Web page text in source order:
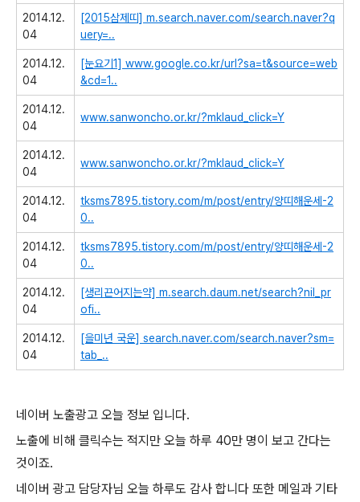
2014.12.
04
[2015삼제띠] m.search.naver.com/search.naver?q
uery=..
2014.12.
04
[눈요기1] www.google.co.kr/url?sa=t&source=web
&cd=1..
2014.12.
04
www.sanwoncho.or.kr/?mklaud_click=Y
2014.12.
04
www.sanwoncho.or.kr/?mklaud_click=Y
2014.12.
04
tksms7895.tistory.com/m/post/entry/양띠해운세-2
0..
2014.12.
04
tksms7895.tistory.com/m/post/entry/양띠해운세-2
0..
2014.12.
04
[생리끈어지는약] m.search.daum.net/search?nil_pr
ofi..
2014.12.
04
[을미년 국운] search.naver.com/search.naver?sm=
tab_..
네이버 노출광고 오늘 정보 입니다.
노출에 비해 클릭수는 적지만 오늘 하루 40만 명이 보고 간다는
것이죠.
네이버 광고 담당자님 오늘 하루도 감사 합니다 또한 메일과 기타